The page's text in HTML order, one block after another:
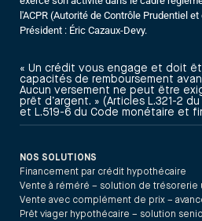
l'ACPR (Autorité de Contrôle Prudentiel
Président : Éric Cazaux-Devy.
« Un crédit vous engage et doit
capacités de remboursement
Aucun versement ne peut être
prêt d’argent. » (Articles L.321-2
et L.519-6 du Code monétaire et
NOS SOLUTIONS
Financement par crédit hypothécaire
Vente à réméré – solution de trésorerie
Vente avec complément de prix –
Prêt viager hypothécaire – solution